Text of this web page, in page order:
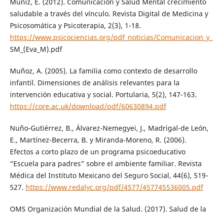
saludable a través del vínculo. Revista Digital de Medicina y
Psicosomática y Psicoterapia, 2(3), 1-18.
https://www.psicociencias.org/pdf_noticias/Comunicacion_y_
SM_(Eva_M).pdf
Muñoz, A. (2005). La familia como contexto de desarrollo
infantil. Dimensiones de análisis relevantes para la
intervención educativa y social. Portularia, 5(2), 147-163.
https://core.ac.uk/download/pdf/60630894.pdf
Nuño-Gutiérrez, B., Álvarez-Nemegyei, J., Madrigal-de León,
E., Martínez-Becerra, B. y Miranda-Moreno, R. (2006).
Efectos a corto plazo de un programa psicoeducativo
“Escuela para padres” sobre el ambiente familiar. Revista
Médica del Instituto Mexicano del Seguro Social, 44(6), 519-
527. https://www.redalyc.org/pdf/4577/457745536005.pdf
OMS Organización Mundial de la Salud. (2017). Salud de la